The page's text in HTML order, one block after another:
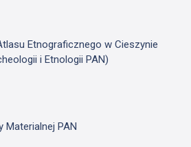
Etnograficznego w Cieszynie
i Etnologii PAN)
Materialnej PAN